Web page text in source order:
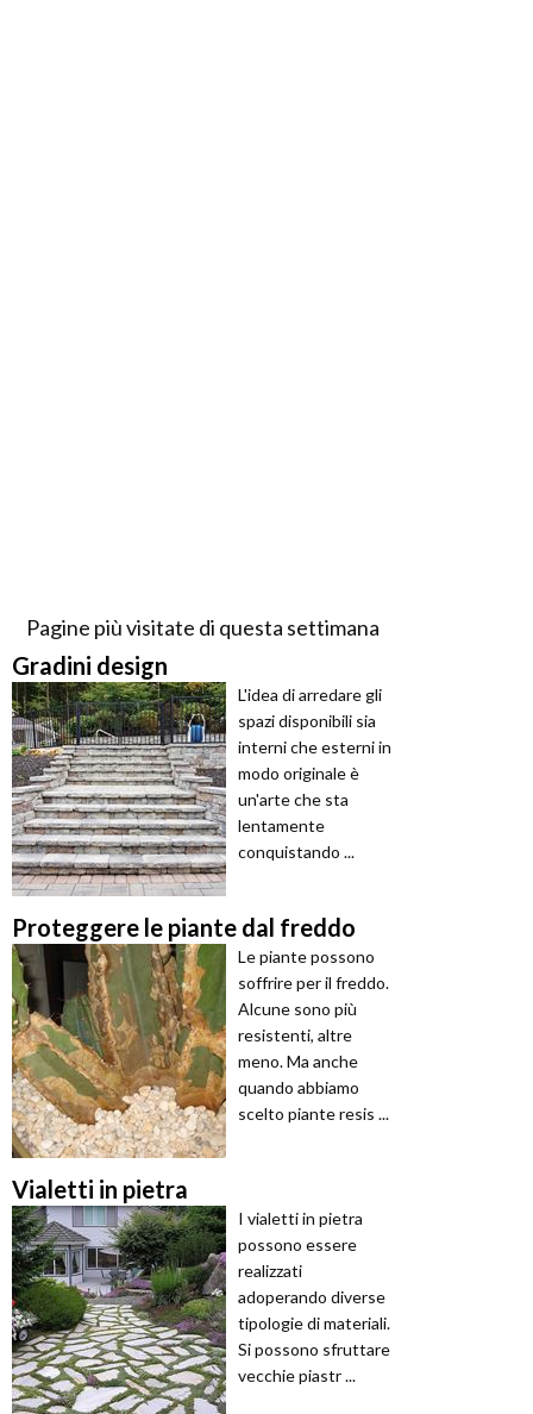
Pagine più visitate di questa settimana
Gradini design
L'idea di arredare gli
spazi disponibili sia
interni che esterni in
modo originale è
un'arte che sta
lentamente
conquistando ...
Proteggere le piante dal freddo
Le piante possono
soffrire per il freddo.
Alcune sono più
resistenti, altre
meno. Ma anche
quando abbiamo
scelto piante resis ...
Vialetti in pietra
I vialetti in pietra
possono essere
realizzati
adoperando diverse
tipologie di materiali.
Si possono sfruttare
vecchie piastr ...